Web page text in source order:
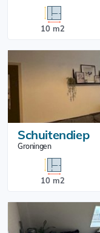
10 m2
Schuitendiep
Groningen
10 m2